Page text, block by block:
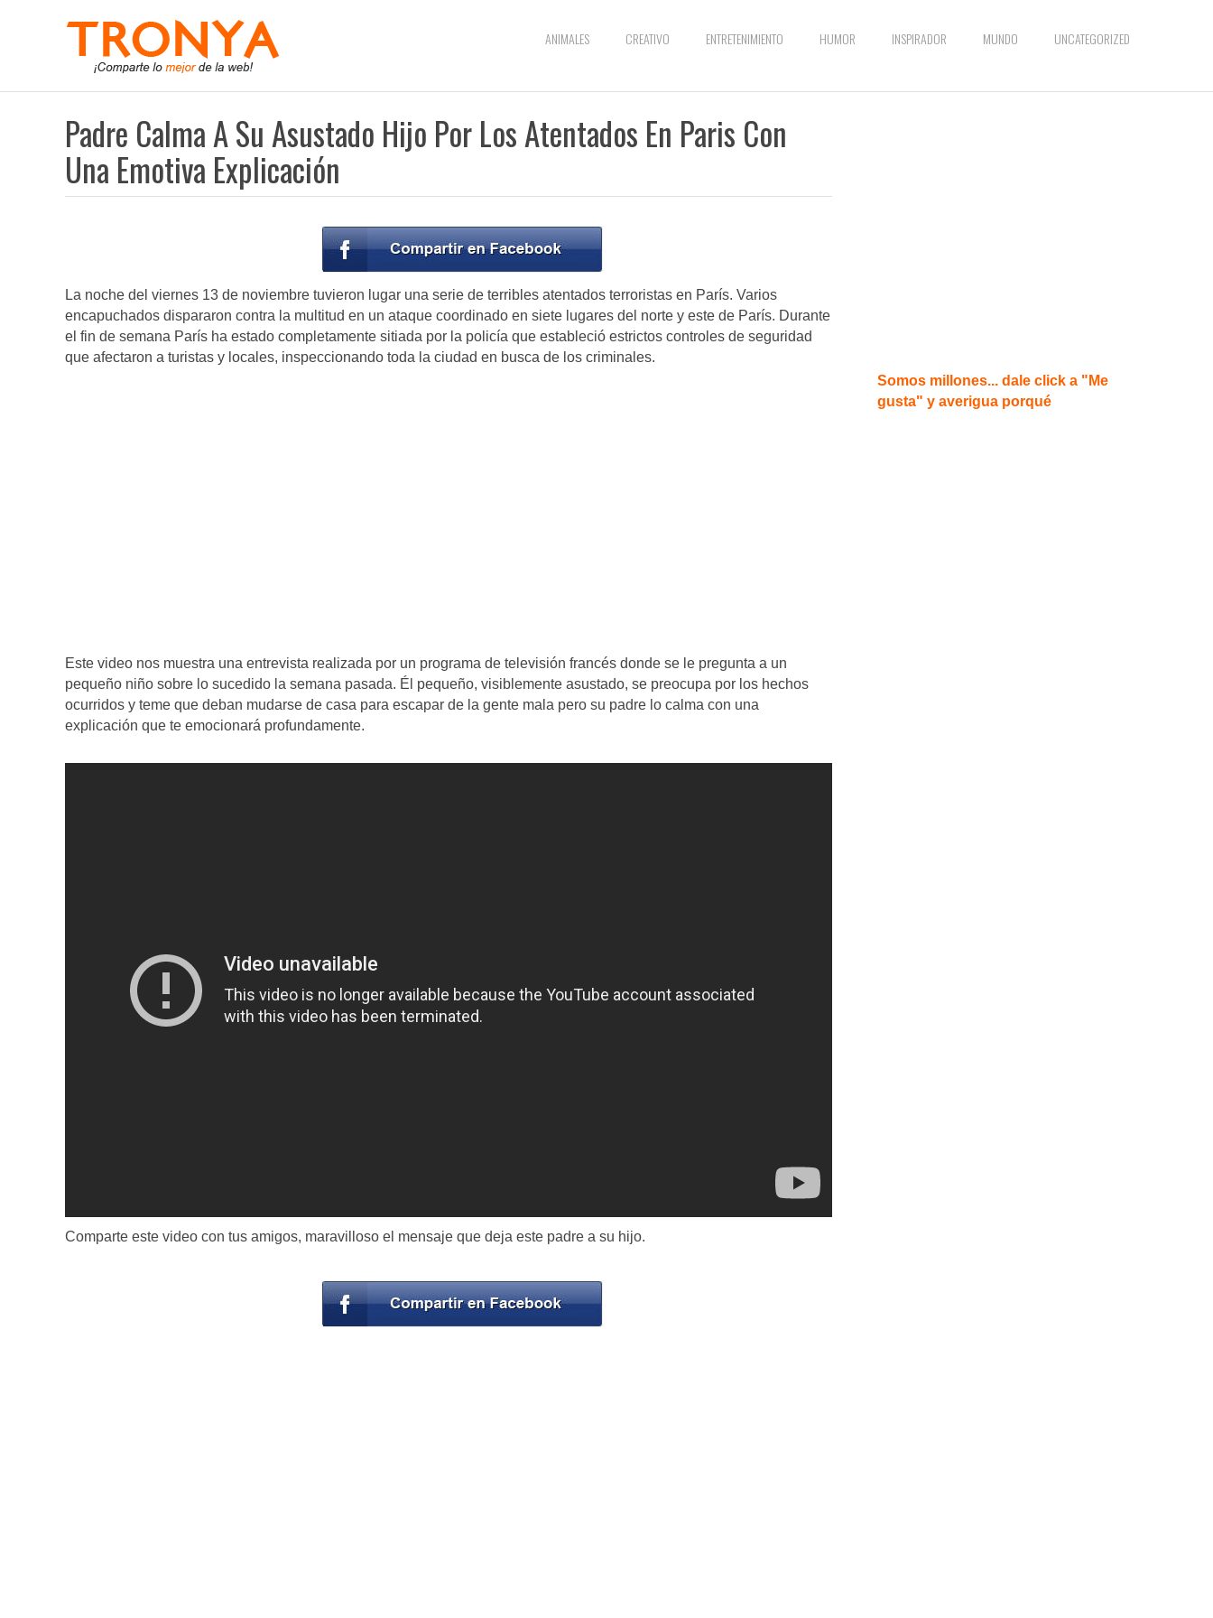
ANIMALES CREATIVO ENTRETENIMIENTO HUMOR INSPIRADOR MUNDO UNCATEGORIZED
Padre Calma A Su Asustado Hijo Por Los Atentados En Paris Con
Una Emotiva Explicación
La noche del viernes 13 de noviembre tuvieron lugar una serie de terribles atentados terroristas en París. Varios
encapuchados dispararon contra la multitud en un ataque coordinado en siete lugares del norte y este de París. Durante
el fin de semana París ha estado completamente sitiada por la policía que estableció estrictos controles de seguridad
que afectaron a turistas y locales, inspeccionando toda la ciudad en busca de los criminales.
Este video nos muestra una entrevista realizada por un programa de televisión francés donde se le pregunta a un
pequeño niño sobre lo sucedido la semana pasada. Él pequeño, visiblemente asustado, se preocupa por los hechos
ocurridos y teme que deban mudarse de casa para escapar de la gente mala pero su padre lo calma con una
explicación que te emocionará profundamente.
Comparte este video con tus amigos, maravilloso el mensaje que deja este padre a su hijo.
Somos millones... dale click a "Me
gusta" y averigua porqué